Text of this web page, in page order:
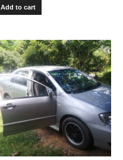
Add to cart